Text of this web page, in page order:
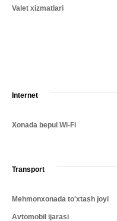
Valet xizmatlari
Internet
Xonada bepul Wi-Fi
Transport
Mehmonxonada to'xtash joyi
Avtomobil ijarasi